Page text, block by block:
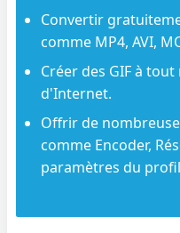
Convertir
comme MP4, AVI,
Créer des GIF à
d'Internet.
Offrir de
comme Encoder,
paramètres du